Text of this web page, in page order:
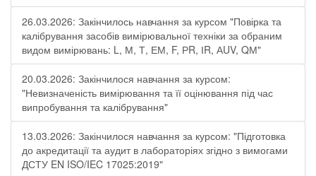
26.03.2026: Закінчилось навчання за курсом "Повірка та
калібрування засобів вимірювальної техніки за обраним
видом вимірювань: L, М, Т, ЕМ, F, РR, ІR, АUV, QМ"
20.03.2026: Закінчилося навчання за курсом:
"Невизначеність вимірювання та її оцінювання під час
випробування та калібрування"
13.03.2026: Закінчилося навчання за курсом: "Підготовка
до акредитації та аудит в лабораторіях згідно з вимогами
ДСТУ EN ISO/IEC 17025:2019"